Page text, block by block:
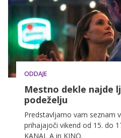
ODDAJE
Mestno dekle najde
podeželju
Predstavljamo vam seznam
prihajajoči vikend od 15. do
KANAL A in KINO.